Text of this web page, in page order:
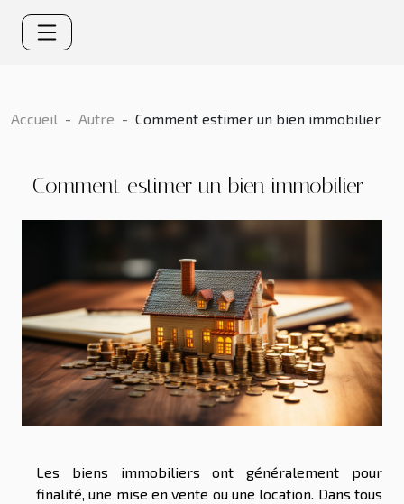
Accueil Autre Comment estimer un bien immobilier
Comment estimer un bien immobilier
Les biens immobiliers ont généralement pour
finalité, une mise en vente ou une location. Dans tous